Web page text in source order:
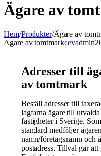
Ägare av
Hem/Produkter/Ägare av
Ägare av tomtmarkdevadmin
Adresser till
av tomtmark
Beställ adresser till
lagfarna ägare till utvalda
fastigheter i Sverige. Som
standard medföljer
namn/företagsnamn och
postadress. Tillval går att